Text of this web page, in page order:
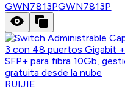
GWN7813PGWN7813P
RUIJIE